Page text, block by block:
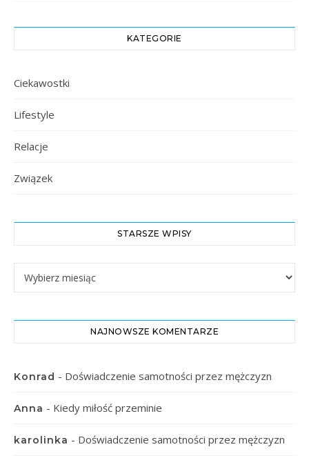
KATEGORIE
Ciekawostki
Lifestyle
Relacje
Związek
STARSZE WPISY
NAJNOWSZE KOMENTARZE
Konrad - Doświadczenie samotności przez mężczyzn
Anna - Kiedy miłość przeminie
karolinka - Doświadczenie samotności przez mężczyzn